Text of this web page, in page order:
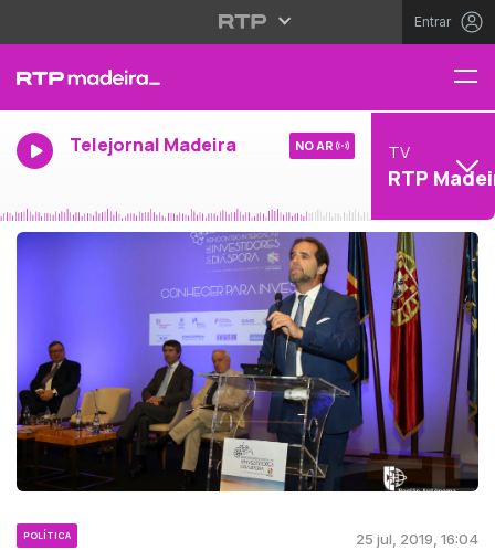
Entrar
Telejornal Madeira NO AR TV
RTP
POLÍTICA 25 jul, 2019, 16:04